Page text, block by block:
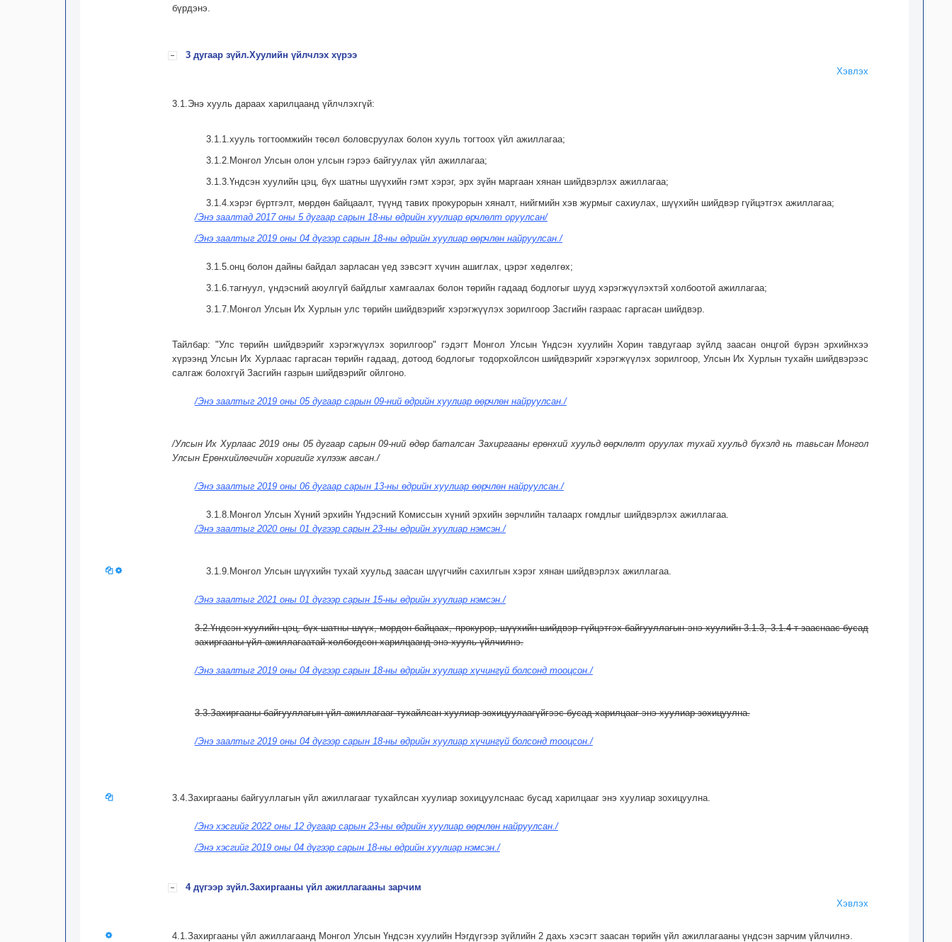
бүрдэнэ.
3 дугаар зүйл.Хуулийн үйлчлэх хүрээ
Хэвлэх
3.1.Энэ хууль дараах харилцаанд үйлчлэхгүй:
3.1.1.хууль тогтоомжийн төсөл боловсруулах болон хууль тогтоох үйл ажиллагаа;
3.1.2.Монгол Улсын олон улсын гэрээ байгуулах үйл ажиллагаа;
3.1.3.Үндсэн хуулийн цэц, бүх шатны шүүхийн гэмт хэрэг, эрх зүйн маргаан хянан шийдвэрлэх ажиллагаа;
3.1.4.хэрэг бүртгэлт, мөрдөн байцаалт, түүнд тавих прокурорын хяналт, нийгмийн хэв журмыг сахиулах, шүүхийн шийдвэр гүйцэтгэх ажиллагаа;
/Энэ заалтад 2017 оны 5 дугаар сарын 18-ны өдрийн хуулиар өрчлөлт оруулсан/
/Энэ заалтыг 2019 оны 04 дүгээр сарын 18-ны өдрийн хуулиар өөрчлөн найруулсан./
3.1.5.онц болон дайны байдал зарласан үед зэвсэгт хүчин ашиглах, цэрэг хөдөлгөх;
3.1.6.тагнуул, үндэсний аюулгүй байдлыг хамгаалах болон төрийн гадаад бодлогыг шууд хэрэгжүүлэхтэй холбоотой ажиллагаа;
3.1.7.Монгол Улсын Их Хурлын улс төрийн шийдвэрийг хэрэгжүүлэх зорилгоор Засгийн газраас гаргасан шийдвэр.
Тайлбар: "Улс төрийн шийдвэрийг хэрэгжүүлэх зорилгоор" гэдэгт Монгол Улсын Үндсэн хуулийн Хорин тавдугаар зүйлд заасан онцгой бүрэн эрхийнхээ
хүрээнд Улсын Их Хурлаас гаргасан төрийн гадаад, дотоод бодлогыг тодорхойлсон шийдвэрийг хэрэгжүүлэх зорилгоор, Улсын Их Хурлын тухайн шийдвэрээс
салгаж болохгүй Засгийн газрын шийдвэрийг ойлгоно.
/Энэ заалтыг 2019 оны 05 дугаар сарын 09-ний өдрийн хуулиар өөрчлөн найруулсан./
/Улсын Их Хурлаас 2019 оны 05 дугаар сарын 09-ний өдөр баталсан Захиргааны ерөнхий хуульд өөрчлөлт оруулах тухай хуульд бүхэлд нь тавьсан Монгол
Улсын Ерөнхийлөгчийн хоригийг хүлээж авсан./
/Энэ заалтыг 2019 оны 06 дугаар сарын 13-ны өдрийн хуулиар өөрчлөн найруулсан./
3.1.8.Монгол Улсын Хүний эрхийн Үндэсний Комиссын хүний эрхийн зөрчлийн талаарх гомдлыг шийдвэрлэх ажиллагаа.
/Энэ заалтыг 2020 оны 01 дүгээр сарын 23-ны өдрийн хуулиар нэмсэн./
3.1.9.Монгол Улсын шүүхийн тухай хуульд заасан шүүгчийн сахилгын хэрэг хянан шийдвэрлэх ажиллагаа.
/Энэ заалтыг 2021 оны 01 дүгээр сарын 15-ны өдрийн хуулиар нэмсэн./
3.2.Үндсэн хуулийн цэц, бүх шатны шүүх, мөрдөн байцаах, прокурор, шүүхийн шийдвэр гүйцэтгэх байгууллагын энэ хуулийн 3.1.3, 3.1.4-т зааснаас бусад
захиргааны үйл ажиллагаатай холбогдсон харилцаанд энэ хууль үйлчилнэ.
/Энэ заалтыг 2019 оны 04 дүгээр сарын 18-ны өдрийн хуулиар хүчингүй болсонд тооцсон./
3.3.Захиргааны байгууллагын үйл ажиллагааг тухайлсан хуулиар зохицуулаагүйгээс бусад харилцааг энэ хуулиар зохицуулна.
/Энэ заалтыг 2019 оны 04 дүгээр сарын 18-ны өдрийн хуулиар хүчингүй болсонд тооцсон./
3.4.Захиргааны байгууллагын үйл ажиллагааг тухайлсан хуулиар зохицуулснаас бусад харилцааг энэ хуулиар зохицуулна.
/Энэ хэсгийг 2022 оны 12 дугаар сарын 23-ны өдрийн хуулиар өөрчлөн найруулсан./
/Энэ хэсгийг 2019 оны 04 дүгээр сарын 18-ны өдрийн хуулиар нэмсэн./
4 дүгээр зүйл.Захиргааны үйл ажиллагааны зарчим
Хэвлэх
4.1.Захиргааны үйл ажиллагаанд Монгол Улсын Үндсэн хуулийн Нэгдүгээр зүйлийн 2 дахь хэсэгт заасан төрийн үйл ажиллагааны үндсэн зарчим үйлчилнэ.